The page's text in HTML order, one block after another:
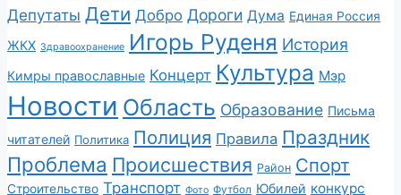
Депутаты Дети Добро Дороги Дума Единая Россия
ЖКХ Здравоохранение Игорь Руденя История
Кимры православные Концерт Культура Мэр
Новости Область Образование Письма
читателей Политика Полиция Правила Праздник
Проблема Происшествия Район Спорт
Строительство Транспорт Фото Футбол Юбилей конкурс